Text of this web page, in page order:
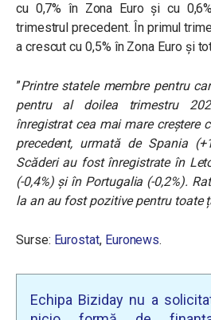
cu 0,7% în Zona Euro și cu
trimestrul precedent. În primul
a crescut cu 0,5% în Zona Euro și
”Printre statele membre pentru
pentru al doilea trimestru
înregistrat cea mai mare creștere
precedent, urmată de Spania
Scăderi au fost înregistrate în
(-0,4%) și în Portugalia (-0,2%).
la an au fost pozitive pentru toate
Surse: Eurostat, Euronews.
Echipa Biziday nu a